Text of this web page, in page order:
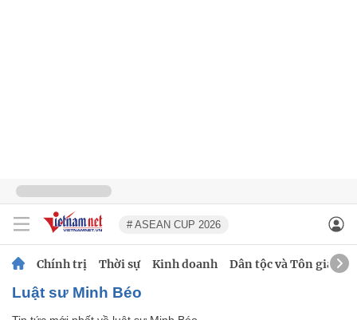
# ASEAN CUP 2026
Chính trị Thời sự Kinh doanh Dân tộc và Tôn giáo
luật sư Minh Béo